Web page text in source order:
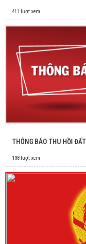
411 lượt xem
THÔNG BÁO THU HỒI ĐẤT
138 lượt xem